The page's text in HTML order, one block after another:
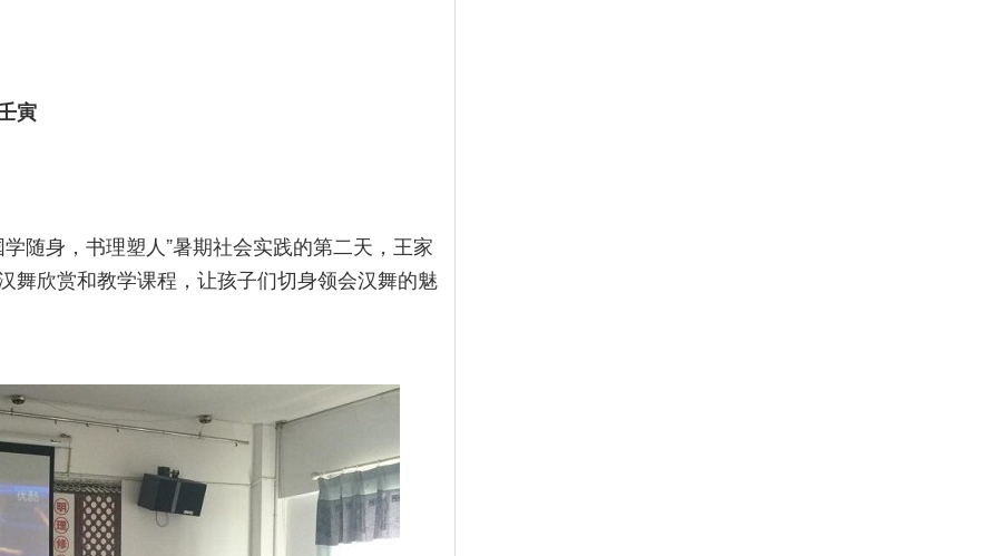
寅
随身，书理塑人”暑期社会实践的第二天，王家
舞欣赏和教学课程，让孩子们切身领会汉舞的魅